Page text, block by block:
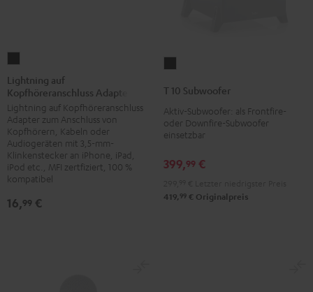
auf
Kopfhöreranschluss
Adapter
Schwarz
Lightning auf
Kopfhöreranschluss Adapter
Lightning auf Kopfhöreranschluss
Adapter zum Anschluss von
Kopfhörern, Kabeln oder
Audiogeräten mit 3,5-mm-
Klinkenstecker an iPhone, iPad,
iPod etc., MFI zertfiziert, 100 %
kompatibel
16,99 €
Subwoofer
Schwarz
T 10 Subwoofer
Aktiv-Subwoofer: als Frontfire-
oder Downfire-Subwoofer
einsetzbar
399,99 €
419, 99 € Originalpreis